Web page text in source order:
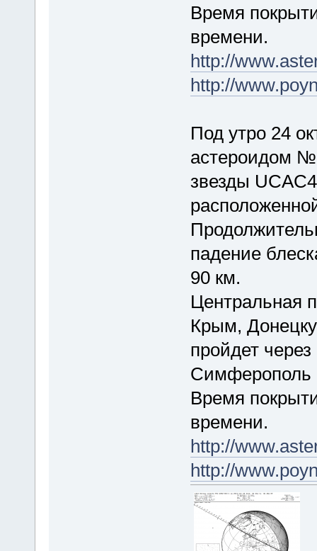
Время
времени.
http://
http://
Под утро 24
астероидом
звезды
падение
90 км.
Центральная
Крым,
пройдет через
Симферополь
Время
времени.
http://
http://